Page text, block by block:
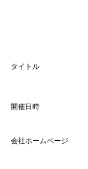
タイトル
開催日時
会社ホームページ